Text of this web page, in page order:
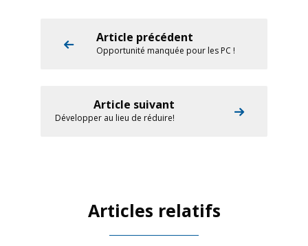
Article précédent
Opportunité manquée pour les PC !
Article suivant
Développer au lieu de réduire!
Articles relatifs